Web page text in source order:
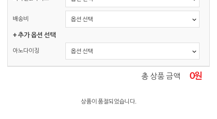
배송비
+ 추가 옵션 선택
아노다이징
총 상품 금액 0원
상품이 품절되었습니다.